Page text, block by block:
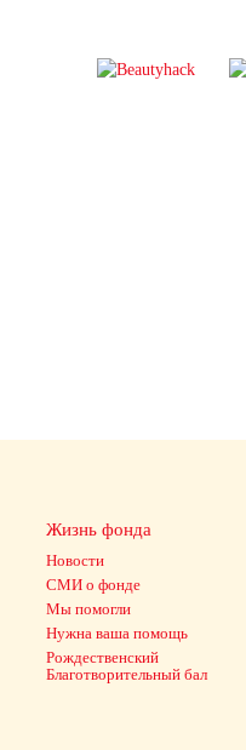
Жизнь фонда
Новости
СМИ о фонде
Мы помогли
Нужна ваша помощь
Рождественский
Благотворительный бал